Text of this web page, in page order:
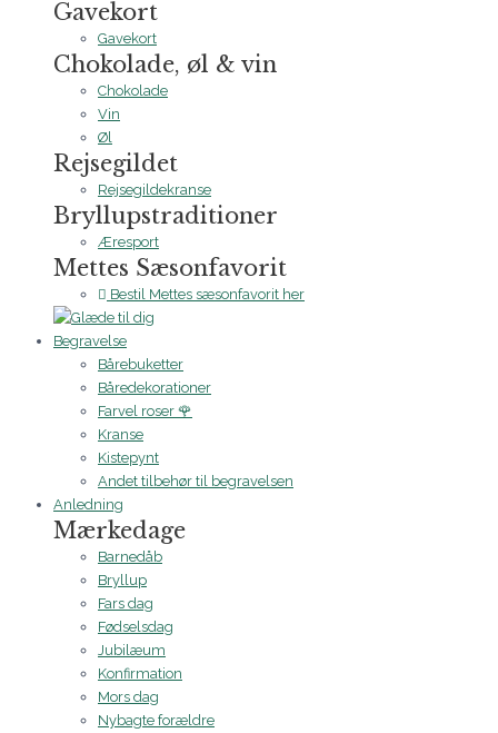
Gavekort
Gavekort
Chokolade, øl & vin
Chokolade
Vin
Øl
Rejsegildet
Rejsegildekranse
Bryllupstraditioner
Æresport
Mettes Sæsonfavorit
Bestil Mettes sæsonfavorit her
Begravelse
Bårebuketter
Båredekorationer
Farvel roser 🌹
Kranse
Kistepynt
Andet tilbehør til begravelsen
Anledning
Mærkedage
Barnedåb
Bryllup
Fars dag
Fødselsdag
Jubilæum
Konfirmation
Mors dag
Nybagte forældre